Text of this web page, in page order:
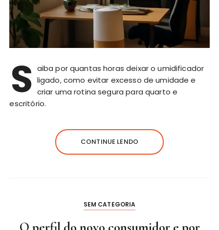
S aiba por quantas horas deixar o umidificador
ligado, como evitar excesso de umidade e
criar uma rotina segura para quarto e
escritório.
CONTINUE LENDO
SEM CATEGORIA